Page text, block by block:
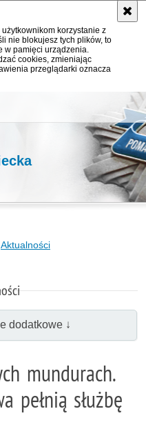
korzystanie z
nie blokujesz tych plików, to
w pamięci urządzenia.
cookies, zmieniając
przeglądarki oznacza
Aktualności
dodatkowe ↓
mundurach.
pełnią służbę